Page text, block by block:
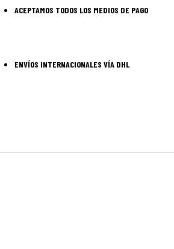
ACEPTAMOS TODOS LOS MEDIOS DE PAGO
ENVÍOS INTERNACIONALES VÍA DHL